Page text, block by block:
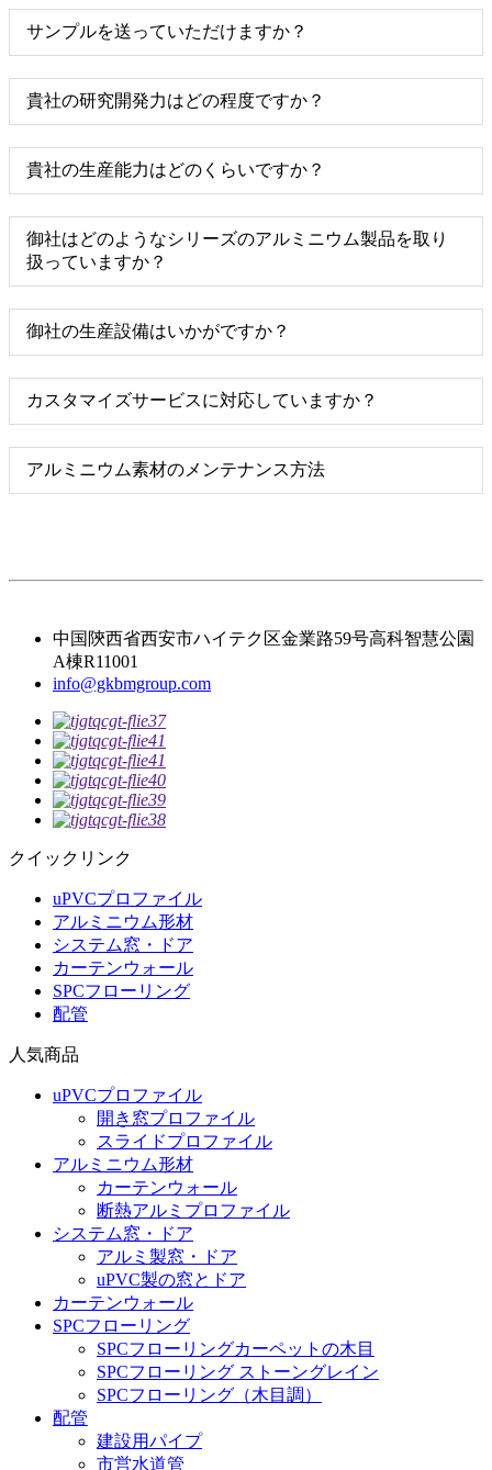
サンプルを送っていただけますか？
貴社の研究開発力はどの程度ですか？
貴社の生産能力はどのくらいですか？
御社はどのようなシリーズのアルミニウム製品を取り
扱っていますか？
御社の生産設備はいかがですか？
カスタマイズサービスに対応していますか？
アルミニウム素材のメンテナンス方法
中国陝西省西安市ハイテク区金業路59号高科智慧公園
A棟R11001
info@gkbmgroup.com
クイックリンク
uPVCプロファイル
アルミニウム形材
システム窓・ドア
カーテンウォール
SPCフローリング
配管
人気商品
uPVCプロファイル
開き窓プロファイル
スライドプロファイル
アルミニウム形材
カーテンウォール
断熱アルミプロファイル
システム窓・ドア
アルミ製窓・ドア
uPVC製の窓とドア
カーテンウォール
SPCフローリング
SPCフローリングカーペットの木目
SPCフローリング ストーングレイン
SPCフローリング（木目調）
配管
建設用パイプ
市営水道管